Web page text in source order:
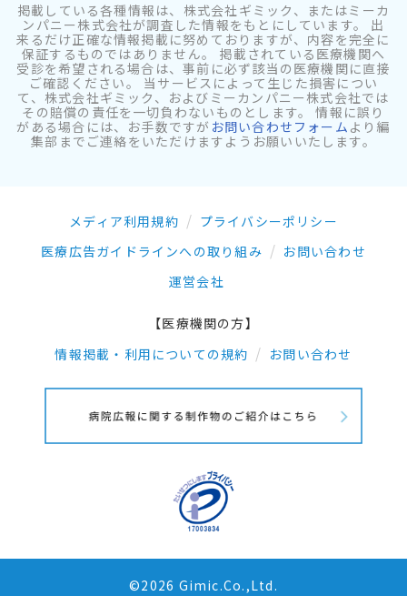
掲載している各種情報は、株式会社ギミック、またはミーカ
ンパニー株式会社が調査した情報をもとにしています。 出
来るだけ正確な情報掲載に努めておりますが、内容を完全に
保証するものではありません。 掲載されている医療機関へ
受診を希望される場合は、事前に必ず該当の医療機関に直接
ご確認ください。 当サービスによって生じた損害につい
て、株式会社ギミック、およびミーカンパニー株式会社では
その賠償の責任を一切負わないものとします。 情報に誤り
がある場合には、お手数ですが お問い合わせフォーム より編
集部までご連絡をいただけますようお願いいたします。
メディア利用規約
プライバシーポリシー
医療広告ガイドラインへの取り組み
お問い合わせ
運営会社
【医療機関の方】
情報掲載・利用についての規約
お問い合わせ
©2026 Gimic.Co.,Ltd.